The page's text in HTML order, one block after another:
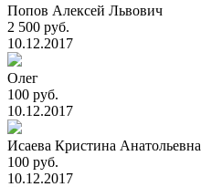
Попов Алексей Львович
2 500 руб.
10.12.2017
Олег
100 руб.
10.12.2017
Исаева Кристина Анатольевна
100 руб.
10.12.2017